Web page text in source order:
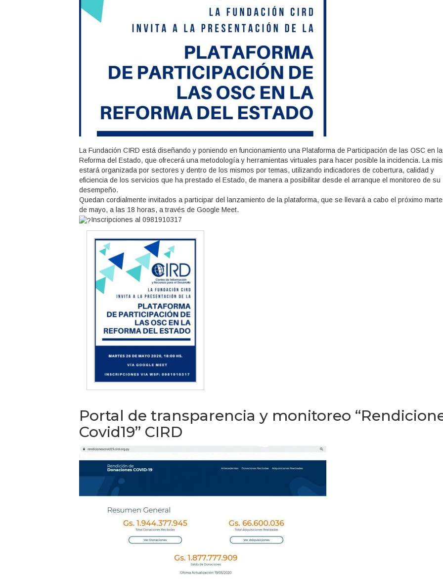
La Fundación CIRD está diseñando y poniendo en funcionamiento una Plataforma de Participación de las OSC en la
Reforma del Estado, que ofrecerá una metodología y herramientas virtuales para hacer posible la incidencia. La
estará organizada por sectores y dentro de los mismos por temas, utilizando indicadores de cobertura, calidad y
eficiencia de los servicios que ha prestado el Estado, de manera a posibilitar desde el arranque el monitoreo de su
desempeño.
Quedan cordialmente invitados a participar del lanzamiento de la plataforma, que se llevará a cabo el próximo
de mayo, a las 18 horas, a través de Google Meet.
Inscripciones al 0981910317
Portal de transparencia y monitoreo
Covid19” CIRD